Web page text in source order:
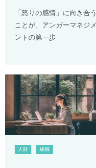
「怒りの感情」に向き合う
ことが、アンガーマネジメ
ントの第一歩
人財 組織